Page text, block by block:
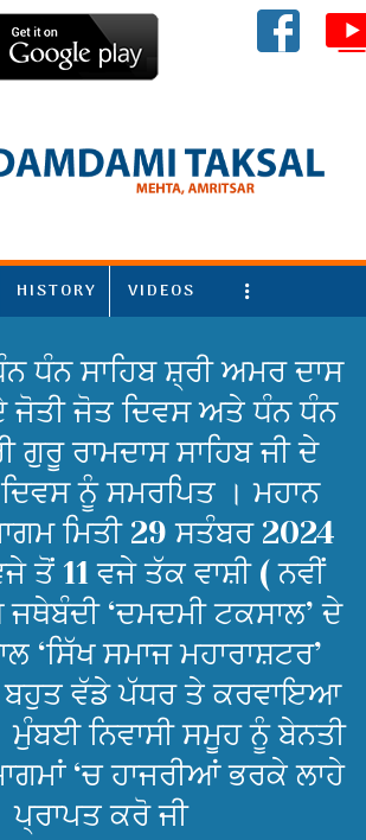
HISTORY VIDEOS More
ਧੰਨ ਸਾਹਿਬ ਸ਼੍ਰੀ ਅਮਰ ਦਾਸ
ਜੋਤੀ ਜੋਤ ਦਿਵਸ ਅਤੇ ਧੰਨ ਧੰਨ
ਗੁਰੂ ਰਾਮਦਾਸ ਸਾਹਿਬ ਜੀ ਦੇ
ਨੂੰ ਸਮਰਪਿਤ । ਮਹਾਨ
ਮਿਤੀ 29 ਸਤੰਬਰ 2024
ਤੋਂ 11 ਵਜੇ ਤੱਕ ਵਾਸ਼ੀ ( ਨਵੀਂ
‘ਦਮਦਮੀ ਟਕਸਾਲ’ ਦੇ
‘ਸਿੱਖ ਸਮਾਜ ਮਹਾਰਾਸ਼ਟਰ’
ਬਹੁਤ ਵੱਡੇ ਪੱਧਰ ਤੇ ਕਰਵਾਇਆ
ਮੁੰਬਈ ਨਿਵਾਸੀ ਸਮੂਹ ਨੂੰ ਬੇਨਤੀ
‘ਚ ਹਾਜਰੀਆਂ ਭਰਕੇ ਲਾਹੇ
ਪ੍ਰਾਪਤ ਕਰੋ ਜੀ